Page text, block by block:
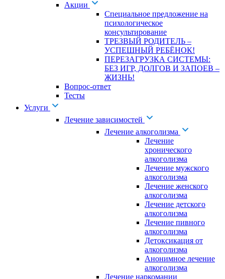
Акции
Специальное предложение на
психологическое
консультирование
ТРЕЗВЫЙ РОДИТЕЛЬ –
УСПЕШНЫЙ РЕБЁНОК!
ПЕРЕЗАГРУЗКА СИСТЕМЫ:
БЕЗ ИГР, ДОЛГОВ И ЗАПОЕВ –
ЖИЗНЬ!
Вопрос-ответ
Тесты
Услуги
Лечение зависимостей
Лечение алкоголизма
Лечение
хронического
алкоголизма
Лечение мужского
алкоголизма
Лечение женского
алкоголизма
Лечение детского
алкоголизма
Лечение пивного
алкоголизма
Детоксикация от
алкоголизма
Анонимное лечение
алкоголизма
Лечение наркомании